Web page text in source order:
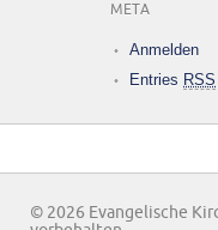
META
Anmelden
Entries RSS
© 2026 Evangelische